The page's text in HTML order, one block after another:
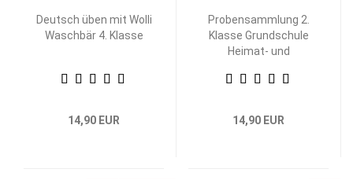
Deutsch üben mit Wolli
Waschbär 4. Klasse
14,90 EUR
Probensammlung 2.
Klasse Grundschule
Heimat- und
14,90 EUR